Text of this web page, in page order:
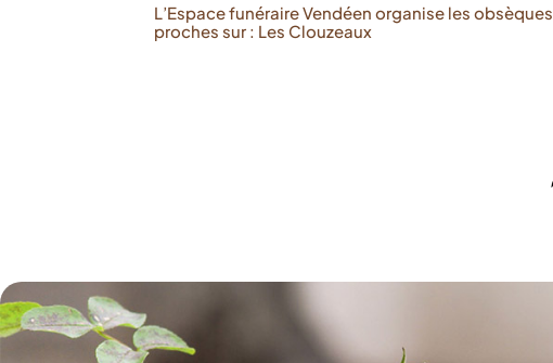
L’Espace funéraire Vendéen organise les
proches sur : Les Clouzeaux